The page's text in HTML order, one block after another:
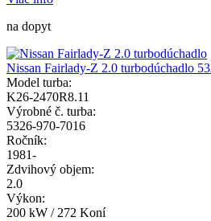
na dopyt
Nissan Fairlady-Z 2.0 turbodúchadlo
Model turba:
K26-2470R8.11
Výrobné č. turba:
5326-970-7016
Ročník:
1981-
Zdvihový objem:
2.0
Výkon:
200 kW / 272 Koní